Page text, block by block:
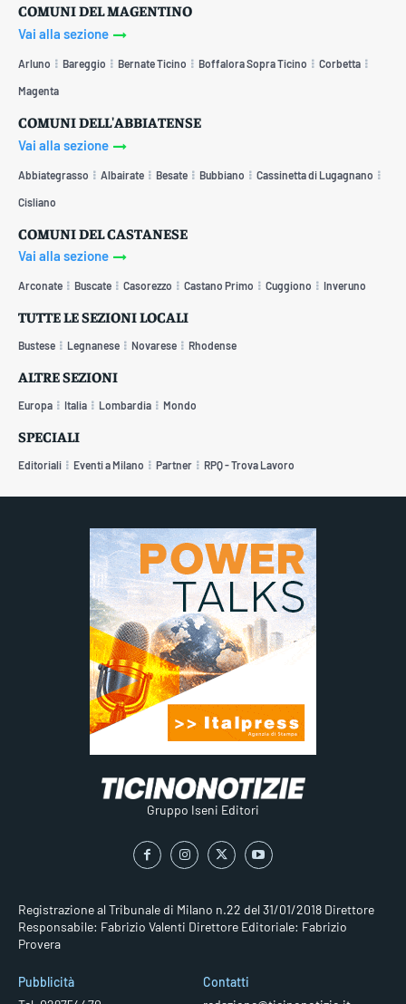
COMUNI DEL MAGENTINO
Vai alla sezione
Arluno Bareggio Bernate Ticino Boffalora Sopra Ticino Corbetta
Magenta
COMUNI DELL'ABBIATENSE
Vai alla sezione
Abbiategrasso Albairate Besate Bubbiano Cassinetta di Lugagnano
Cisliano
COMUNI DEL CASTANESE
Vai alla sezione
Arconate Buscate Casorezzo Castano Primo Cuggiono Inveruno
TUTTE LE SEZIONI LOCALI
Bustese Legnanese Novarese Rhodense
ALTRE SEZIONI
Europa Italia Lombardia Mondo
SPECIALI
Editoriali Eventi a Milano Partner RPQ - Trova Lavoro
Gruppo Iseni Editori
Registrazione al Tribunale di Milano n.22 del 31/01/2018 Direttore
Responsabile: Fabrizio Valenti Direttore Editoriale: Fabrizio
Provera
Pubblicità
Contatti